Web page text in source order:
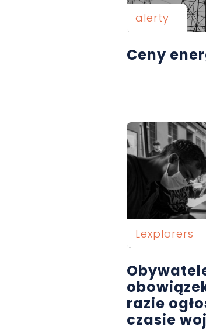
alerty
Ceny
Lexplorers
razie
czasie